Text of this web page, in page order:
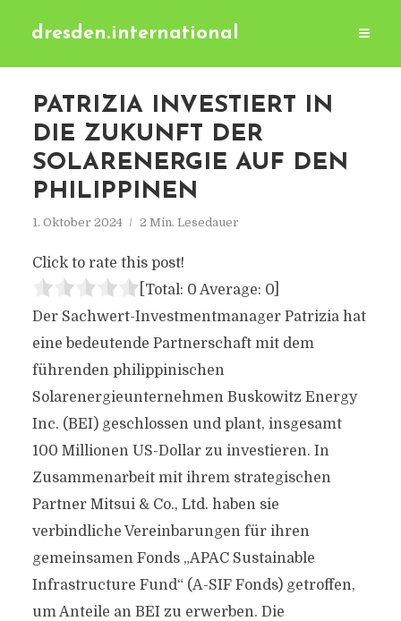
dresden.international
PATRIZIA INVESTIERT IN
DIE ZUKUNFT DER
SOLARENERGIE AUF DEN
PHILIPPINEN
1. Oktober 2024 2 Min. Lesedauer
Click to rate this post!
[Total: 0 Average: 0]
Der Sachwert-Investmentmanager Patrizia hat
eine bedeutende Partnerschaft mit dem
führenden philippinischen
Solarenergieunternehmen Buskowitz Energy
Inc. (BEI) geschlossen und plant, insgesamt
100 Millionen US-Dollar zu investieren. In
Zusammenarbeit mit ihrem strategischen
Partner Mitsui & Co., Ltd. haben sie
verbindliche Vereinbarungen für ihren
gemeinsamen Fonds „APAC Sustainable
Infrastructure Fund“ (A-SIF Fonds) getroffen,
um Anteile an BEI zu erwerben. Die